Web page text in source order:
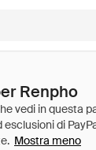
Renpho
Mostra meno